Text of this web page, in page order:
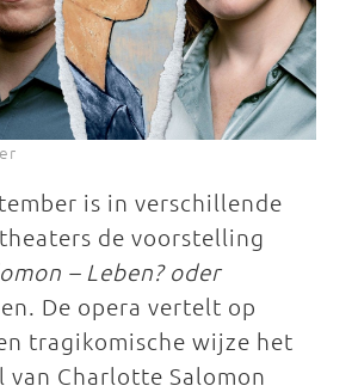
is in verschillende
de voorstelling
– Leben? oder
De opera vertelt op
tragikomische wijze het
van Charlotte Salomon